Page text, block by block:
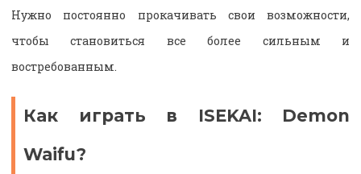
Нужно постоянно прокачивать свои возможности,
чтобы становиться все более сильным и
востребованным.
Как играть в ISEKAI: Demon
Waifu?